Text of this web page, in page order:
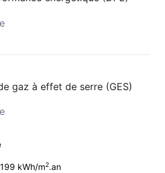
gaz à effet de serre (GES)
199 kWh/m2.an